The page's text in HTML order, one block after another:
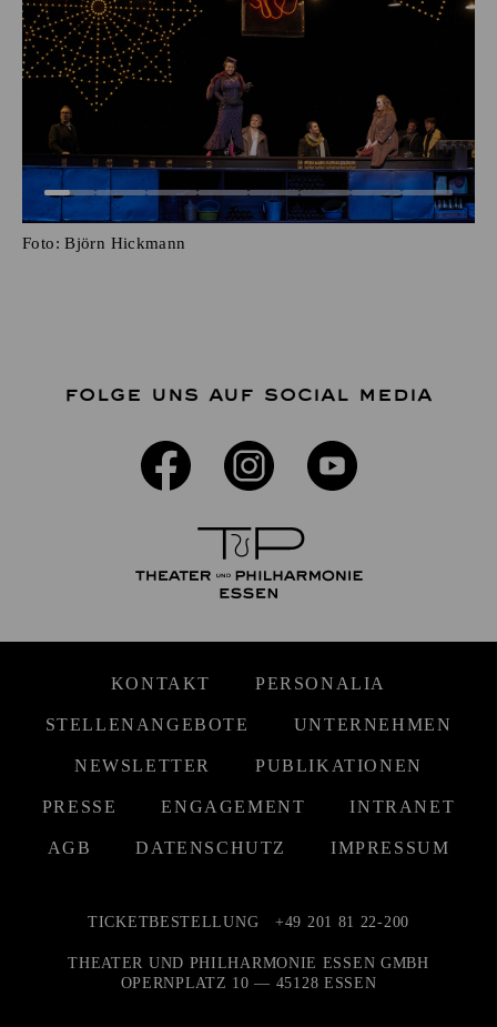
Foto: Björn Hickmann
FOLGE UNS AUF SOCIAL MEDIA
KONTAKT PERSONALIA
STELLENANGEBOTE UNTERNEHMEN
NEWSLETTER PUBLIKATIONEN
PRESSE ENGAGEMENT INTRANET
AGB DATENSCHUTZ IMPRESSUM
TICKETBESTELLUNG +49 201 81 22-200
THEATER UND PHILHARMONIE ESSEN GMBH
OPERNPLATZ 10 — 45128 ESSEN